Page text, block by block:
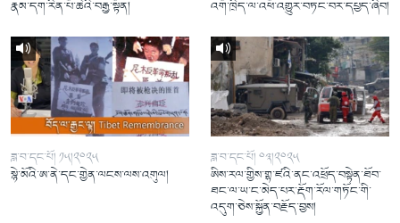
རྣམ་དག་རིན་པོ་ཆེའི་བརྒྱ་སྟོན།
འགོ་ཁྲིད་ལ་འཕོ་འགྱུར་བཏང་བར་དཔྱད་ཞིབ།
ཟླ་བ་དང་པོ། ༡༥།༢༠༢༥
སྙེ་མོའི་ཨ་ནེ་དང་གྱེན་ལངས་ལས་འགུལ།
ཟླ་བ་དང་པོ། ༠༣།༢༠༢༥
ཨིས་རལ་གྱིས་གྷ་ཛའི་ནང་འཕྲོད་བསྟེན་ཐོབ་
ཐང་ལ་ཡ་ང་མེད་པར་རྡོག་རོལ་གཏོང་གི་
འདུག་ཅེས་སྐྱོན་བརྗོད་བྱས།